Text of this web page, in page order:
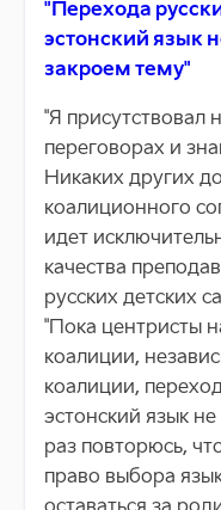
"Перехода
эстонский язык
закроем тему"
"Я присутствовал
переговорах и
Никаких других
коалиционного
идет
качества
русских детских
"Пока центристы
коалиции,
коалиции,
эстонский язык
раз повторюсь,
право выбора